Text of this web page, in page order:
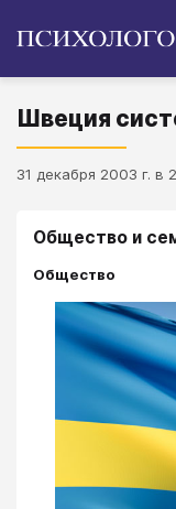
Швеция
31 декабря 2003 г. в
Общество и
Общество